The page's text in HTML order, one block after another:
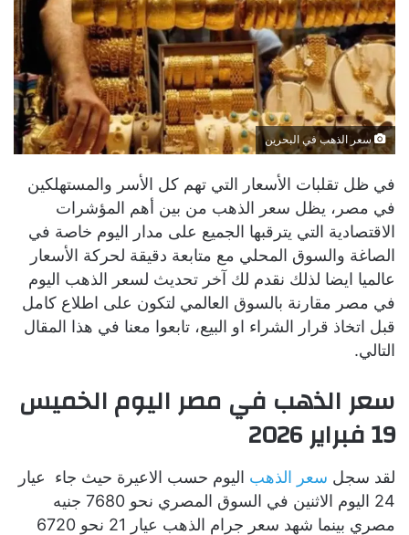
سعر الذهب في البحرين
في ظل تقلبات الأسعار التي تهم كل الأسر والمستهلكين
في مصر، يظل سعر الذهب من بين أهم المؤشرات
الاقتصادية التي يترقبها الجميع على مدار اليوم خاصة في
الصاغة والسوق المحلي مع متابعة دقيقة لحركة الأسعار
عالميا ايضا لذلك نقدم لك آخر تحديث لسعر الذهب اليوم
في مصر مقارنة بالسوق العالمي لتكون على اطلاع كامل
قبل اتخاذ قرار الشراء او البيع، تابعوا معنا في هذا المقال
التالي.
سعر الذهب في مصر اليوم الخميس
19 فبراير 2026
لقد سجل سعر الذهب اليوم حسب الاعيرة حيث جاء عيار
24 اليوم الاثنين في السوق المصري نحو 7680 جنيه
مصري بينما شهد سعر جرام الذهب عيار 21 نحو 6720